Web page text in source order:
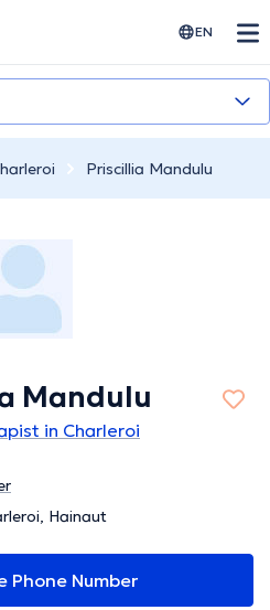
EN
Priscillia Mandulu
Mandulu
in Charleroi
Hainaut
Phone Number